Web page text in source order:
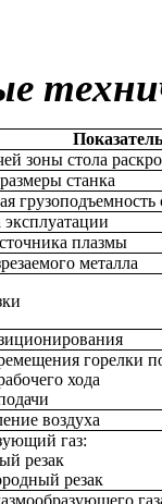
Показатель
зоны стола
станка
грузоподъемность
плазмы
металла
горелки
хода
воздуха
газ:
резак
резак